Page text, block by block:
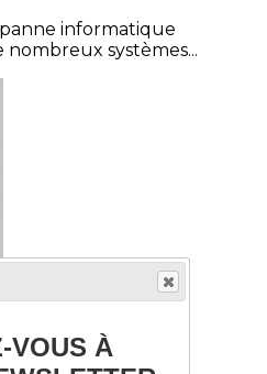
informatique
nombreux systèmes...
VOUS À